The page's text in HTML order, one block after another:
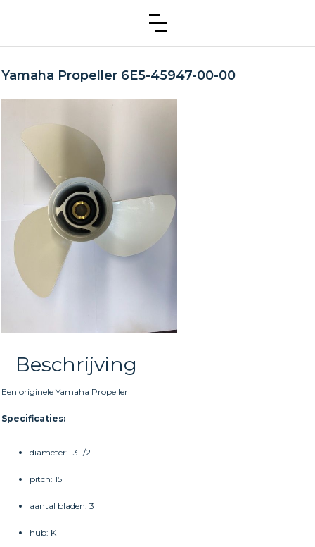
Yamaha Propeller 6E5-45947-00-00
Beschrijving
Een originele Yamaha Propeller
Specificaties:
diameter: 13 1/2
pitch: 15
aantal bladen: 3
hub: K